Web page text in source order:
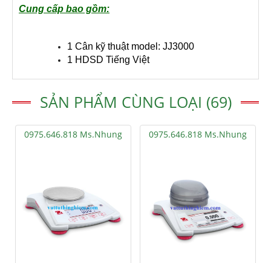
Cung cấp bao gồm:
1 Cân kỹ thuật model: JJ3000
1 HDSD Tiếng Việt
SẢN PHẨM CÙNG LOẠI (69)
0975.646.818 Ms.Nhung 0975.646.818 Ms.Nhung